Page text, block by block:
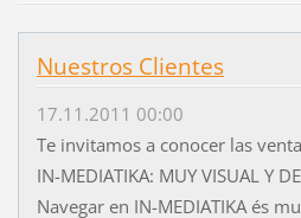
Nuestros Clientes
17.11.2011 00:00
Te invitamos a conocer las
IN-MEDIATIKA: MUY VISUAL Y
Navegar en IN-MEDIATIKA és